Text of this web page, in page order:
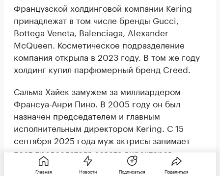
Французской холдинговой компании Kering
принадлежат в том числе бренды Gucci,
Bottega Veneta, Balenciaga, Alexander
McQueen. Косметическое подразделение
компания открыла в 2023 году. В том же году
холдинг купил парфюмерный бренд Creed.
Сальма Хайек замужем за миллиардером
Франсуа-Анри Пино. В 2005 году он был
назначен председателем и главным
исполнительным директором Kering. С 15
сентября 2025 года муж актрисы занимает
пост председателя совета директоров
компании.
Главная Новости Подписаться Поделиться